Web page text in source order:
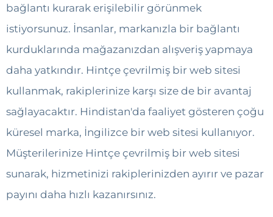
bağlantı kurarak erişilebilir görünmek
istiyorsunuz. İnsanlar, markanızla bir bağlantı
kurduklarında mağazanızdan alışveriş yapmaya
daha yatkındır. Hintçe çevrilmiş bir web sitesi
kullanmak, rakiplerinize karşı size de bir avantaj
sağlayacaktır. Hindistan'da faaliyet gösteren çoğu
küresel marka, İngilizce bir web sitesi kullanıyor.
Müşterilerinize Hintçe çevrilmiş bir web sitesi
sunarak, hizmetinizi rakiplerinizden ayırır ve pazar
payını daha hızlı kazanırsınız.